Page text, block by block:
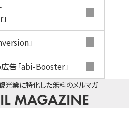
」
告 「abi-Booster」
光業に特化した無料のメルマガ
MAGAZINE